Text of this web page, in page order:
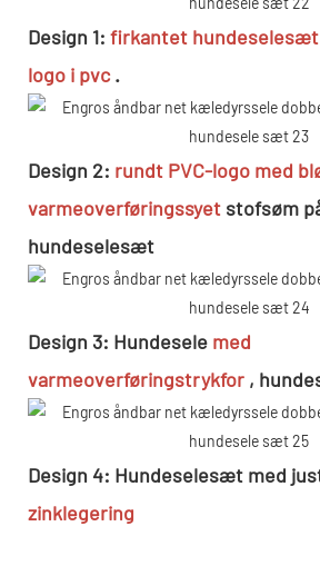
Design 1: firkantet hundeselesæt
logo i pvc.
Design 2: rundt PVC-logo med
varmeoverføringssyet stofsøm
hundeselesæt
Design 3: Hundesele med
varmeoverføringstrykfor ,
Design 4: Hundeselesæt med
zinklegering